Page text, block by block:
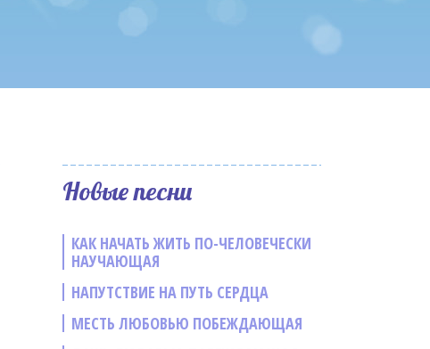
Новые песни
КАК НАЧАТЬ ЖИТЬ ПО-ЧЕЛОВЕЧЕСКИ
НАУЧАЮЩАЯ
НАПУТСТВИЕ НА ПУТЬ СЕРДЦА
МЕСТЬ ЛЮБОВЬЮ ПОБЕЖДАЮЩАЯ